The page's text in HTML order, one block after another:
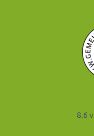
8,6